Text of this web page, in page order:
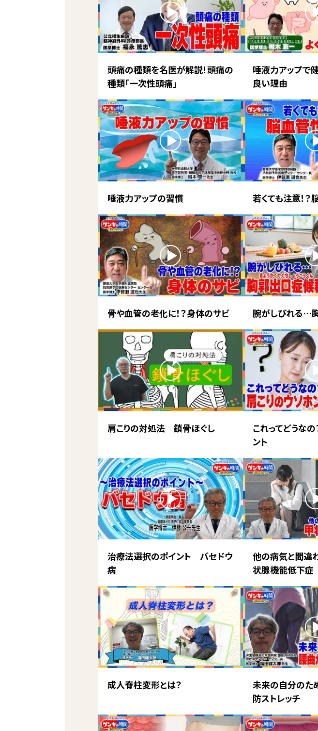
頭痛の種類を名医が解説！頭痛の
種類「一次性頭痛」
唾液力アップで
良い理由
唾液力アップの習慣 若くても注意！
骨や血管の老化に！？身体のサビ 腕がしびれる…
肩こりの対処法 鎖骨ほぐし
これってどうな
ント
治療法選択のポイント バセドウ
病
他の病気と間違
状腺機能低下症
成人脊柱変形とは？
未来の自分のた
防ストレッチ